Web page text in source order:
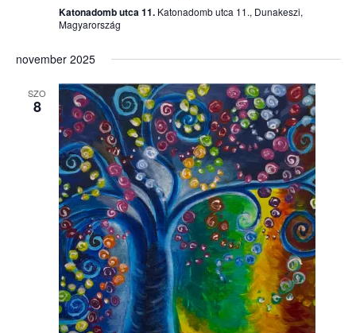
Katonadomb utca 11. Katonadomb utca 11., Dunakeszi,
Magyarország
november 2025
SZO
8